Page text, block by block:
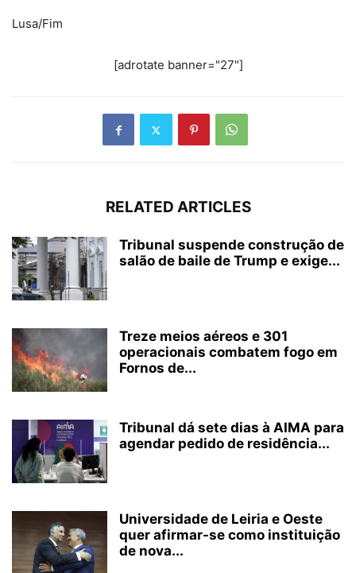
Lusa/Fim
[adrotate banner="27"]
RELATED ARTICLES
Tribunal suspende construção de
salão de baile de Trump e exige...
Treze meios aéreos e 301
operacionais combatem fogo em
Fornos de...
Tribunal dá sete dias à AIMA para
agendar pedido de residência...
Universidade de Leiria e Oeste
quer afirmar-se como instituição
de nova...